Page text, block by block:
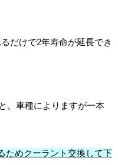
だけで2年寿命が延長でき
。車種によりますが一本
ためクーラント交換して下